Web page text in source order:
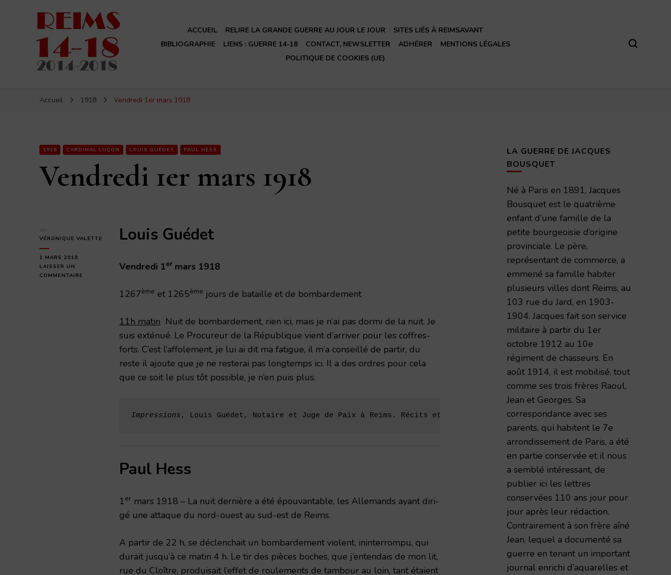
ACCUEIL RELIRE LA GRANDE GUERRE AU JOUR LE JOUR
SITES LIÉS À REIMSAVANT
BIBLIOGRAPHIE
LIENS : GUERRE 14-18 CONTACT, NEWSLETTER ADHÉRER
MENTIONS LÉGALES
POLITIQUE DE COOKIES (UE)
Accueil 1918 Vendredi 1er mars 1918
1918 CARDINAL LUÇON LOUIS GUÉDET PAUL HESS
Vendredi 1er mars 1918
VÉRONIQUE VALETTE
1 MARS 2018
LAISSER UN
COMMENTAIRE
Louis Guédet
Vendredi 1er mars 1918
1267ème et 1265ème jours de bataille et de bombardement
11h matin Nuit de bombardement, rien ici, mais je n’ai pas dormi de la nuit. Je
suis exténué. Le Procureur de la République vient d’arriver pour les coffres-
forts. C’est l’affolement, je lui ai dit ma fatigue, il m’a conseillé de partir, du
reste il ajoute que je ne resterai pas longtemps ici. Il a des ordres pour cela
que ce soit le plus tôt possible, je n’en puis plus.
Impressions, Louis Guédet, Notaire et Juge de Paix à Reims. Récits et impressions de guerre d'un civil rémois 1914-
Paul Hess
1er mars 1918 – La nuit dernière a été épouvantable, les Allemands ayant diri­
gé une attaque du nord-ouest au sud-est de Reims.
A partir de 22 h, se déclenchait un bombardement violent, ininterrompu, qui
durait jusqu’à ce matin 4 h. Le tir des pièces boches, que j’entendais de mon lit,
rue du Cloître, produisait l’effet de roulements de tambour au loin, tant étaient
LA GUERRE DE JACQUES
BOUSQUET
Né à Paris en 1891, Jacques
Bousquet est le quatrième
enfant d’une famille de la
petite bourgeoisie d’origine
provinciale. Le père,
représentant de commerce, a
emmené sa famille habiter
plusieurs villes dont Reims, au
103 rue du Jard, en 1903-
1904. Jacques fait son service
militaire à partir du 1er
octobre 1912 au 10e
régiment de chasseurs. En
août 1914, il est mobilisé, tout
comme ses trois frères Raoul,
Jean et Georges. Sa
correspondance avec ses
parents, qui habitent le 7e
arrondissement de Paris, a été
en partie conservée et il nous
a semblé intéressant, de
publier ici les lettres
conservées 110 ans jour pour
jour après leur rédaction.
Contrairement à son frère aîné
Jean, lequel a documenté sa
guerre en tenant un important
journal enrichi d’aquarelles et